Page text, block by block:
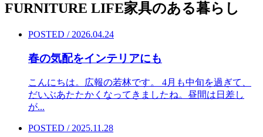
FURNITURE LIFE家具のある暮らし
POSTED / 2026.04.24
春の気配をインテリアにも
こんにちは。広報の若林です。 4月も中旬を過ぎて、
だいぶあたたかくなってきましたね。昼間は日差し
が...
POSTED / 2025.11.28